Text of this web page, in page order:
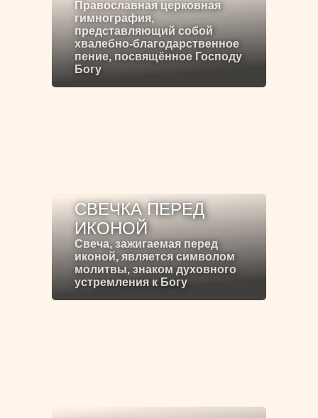
Православная церковная
гимнография,
представляющий собой
хвалебно-благодарственное
пение, посвящённое Господу
Богу
СВЕЧКА ПЕРЕД
ИКОНОЙ
Свеча, зажигаемая перед
иконой, является символом
молитвы, знаком духовного
устремления к Богу